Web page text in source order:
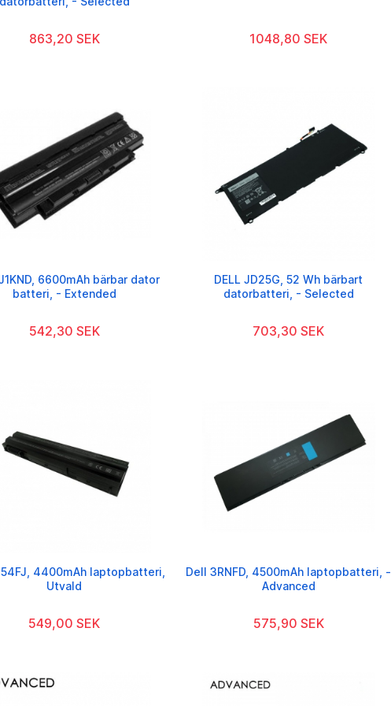
863,20 SEK 1048,80 SEK
6600mAh bärbar dator
batteri, - Extended
542,30 SEK
DELL JD25G, 52 Wh bärbart
datorbatteri, - Selected
703,30 SEK
4400mAh laptopbatteri,
Utvald
549,00 SEK
Dell 3RNFD, 4500mAh laptopbatteri, -
Advanced
575,90 SEK